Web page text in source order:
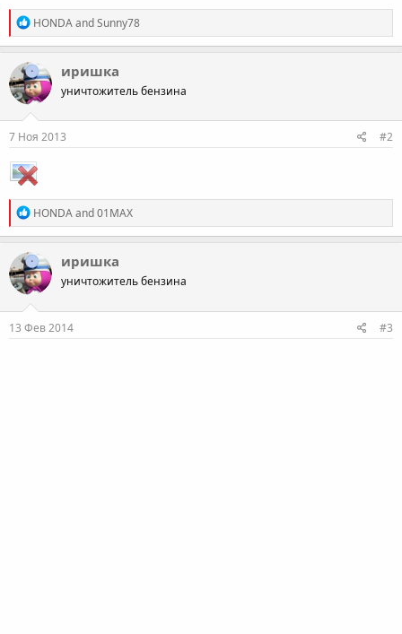
R
e
a
c
t
i
o
n
s
HONDAandSunny78
иришка
уничтожитель бензина
7 Ноя 2013 #2
R
e
a
c
t
i
o
n
s
HONDAand01MAX
иришка
уничтожитель бензина
13 Фев 2014 #3